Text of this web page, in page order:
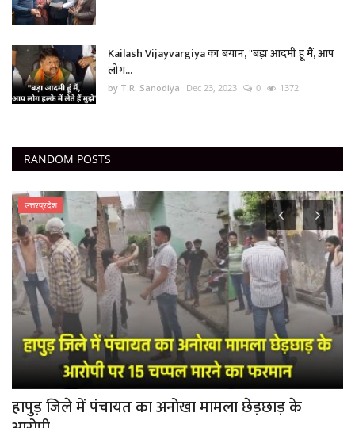
Kailash Vijayvargiya का बयान, "बड़ा आदमी हूं मैं, आप
लोग...
by T.R. Sanodiya Dec 23, 2023 0 1372
RANDOM POSTS
उत्तरप्रदेश
हापुड़ जिले में पंचायत का अनोखा मामला छेड़छाड़ के